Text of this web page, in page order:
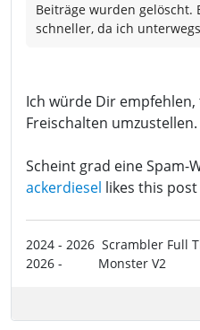
Beiträge wurden gelöscht.
schneller, da ich
Ich würde Dir
Freischalten umzustellen.
Scheint grad eine Spam-
ackerdiesel likes this post
2024 - 2026 Scrambler Full
2026 - Monster V2